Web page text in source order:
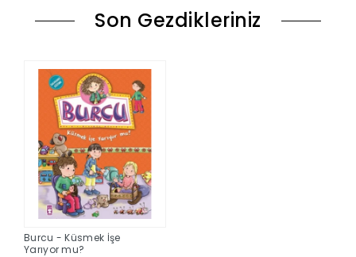
Son Gezdikleriniz
Burcu - Küsmek İşe
Yarıyor mu?